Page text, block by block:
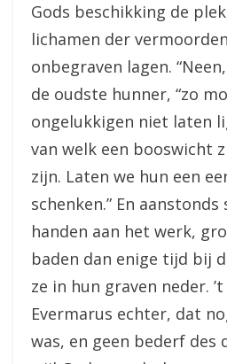
Gods beschikking de
lichamen der
onbegraven lagen.
de oudste hunner, “zo
ongelukkigen niet laten
van welk een booswicht
zijn. Laten we hun een
schenken.” En
handen aan het werk,
baden dan enige tijd bij
ze in hun graven neder.
Evermarus echter, dat
was, en geen bederf des